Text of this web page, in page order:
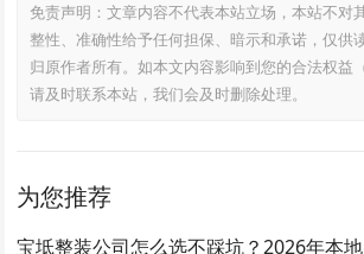
免责声明：文章内容不代表本站立场，本站不对
整性、准确性给予任何担保、暗示和承诺，仅供
归原作者所有。如本文内容影响到您的合法权益
请及时联系本站，我们会及时删除处理。
为您推荐
宝坻整装公司怎么选不踩坑？2026年本